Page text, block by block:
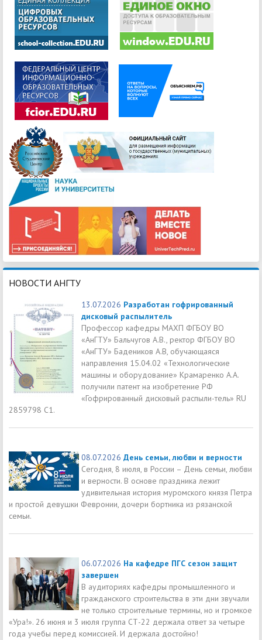
НОВОСТИ АНГТУ
13.07.2026 Разработан гофрированный
дисковый распылитель
Профессор кафедры МАХП ФГБОУ ВО
«АнГТУ» Бальчугов А.В., ректор ФГБОУ ВО
«АнГТУ» Бадеников А.В, обучающаяся
направления 15.04.02 «Технологические
машины и оборудование» Крамаренко А.А.
получили патент на изобретение РФ
«Гофрированный дисковый распыли-тель» RU
2859798 C1.
08.07.2026 День семьи, любви и верности
Сегодня, 8 июля, в России – День семьи, любви
и верности. В основе праздника лежит
удивительная история муромского князя Петра
и простой девушки Февронии, дочери бортника из рязанской
семьи.
06.07.2026 На кафедре ПГС сезон защит
завершен
В аудиториях кафедры промышленного и
гражданского строительства в эти дни звучали
не только строительные термины, но и громкое
«Ура!». 26 июня и 3 июля группа СТ-22 держала ответ за четыре
года учебы перед комиссией. И держала достойно!